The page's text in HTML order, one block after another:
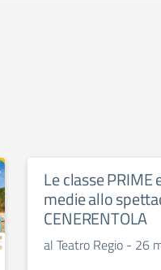
Le classe PRIME
medie allo
CENERENTOLA
al Teatro Regio - 26